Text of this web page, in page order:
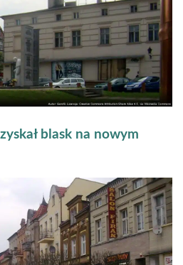
blask na nowym